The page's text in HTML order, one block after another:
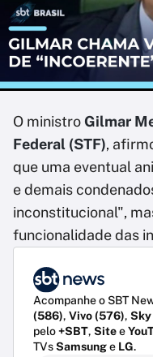
O ministroGilmar
Federal (STF),
que uma eventual
e demais
inconstitucional",
funcionalidade das
Acompanhe o SBT
(586), Vivo (576),
pelo+SBT, Sitee
TVsSamsunge LG.